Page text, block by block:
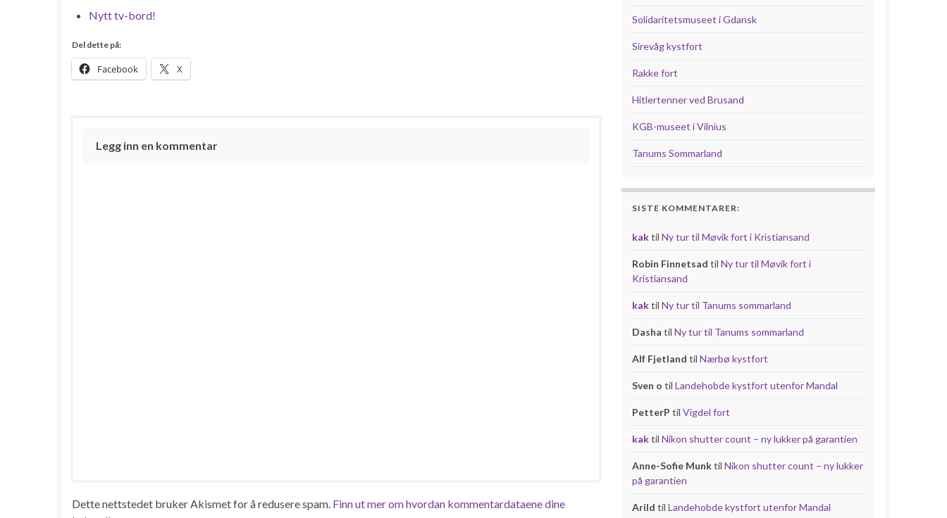
Nytt tv-bord!
Del dette på:
Facebook X
Legg inn en kommentar
Dette nettstedet bruker Akismet for å redusere spam. Finn ut mer om hvordan kommentardataene dine
Solidaritetsmuseet i Gdansk
Sirevåg kystfort
Rakke fort
Hitlertenner ved Brusand
KGB-museet i Vilnius
Tanums Sommarland
SISTE KOMMENTARER:
kaktil Ny tur til Møvik fort i Kristiansand
Robin Finnetsad til Ny tur til Møvik fort i
Kristiansand
kaktil Ny tur til Tanums sommarland
Dasha til Ny tur til Tanums sommarland
Alf Fjetland til Nærbø kystfort
Sven o til Landehobde kystfort utenfor Mandal
PetterP til Vigdel fort
kaktil Nikon shutter count – ny lukker på garantien
Anne-Sofie Munktil Nikon shutter count – ny lukker
på garantien
Arild til Landehobde kystfort utenfor Mandal